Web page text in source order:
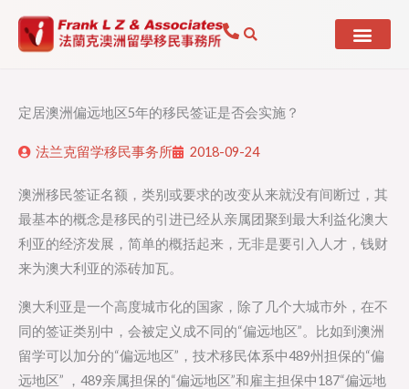
定居澳洲偏远地区5年的移民签证是否会实施？
法兰克留学移民事务所 2018-09-24
澳洲移民签证名额，类别或要求的改变从来就没有间断过，其
最基本的概念是移民的引进已经从亲属团聚到最大利益化澳大
利亚的经济发展，简单的概括起来，无非是要引入人才，钱财
来为澳大利亚的添砖加瓦。
澳大利亚是一个高度城市化的国家，除了几个大城市外，在不
同的签证类别中，会被定义成不同的“偏远地区”。比如到澳洲
留学可以加分的“偏远地区”，技术移民体系中489州担保的“偏
远地区” ，489亲属担保的“偏远地区”和雇主担保中187“偏远地